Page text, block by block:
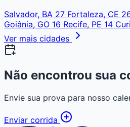
Salvador, BA 27 Fortaleza, CE
Goiânia, GO 16 Recife, PE 14
Ver mais cidades
Não encontrou sua
Envie sua prova para nosso
Enviar corrida